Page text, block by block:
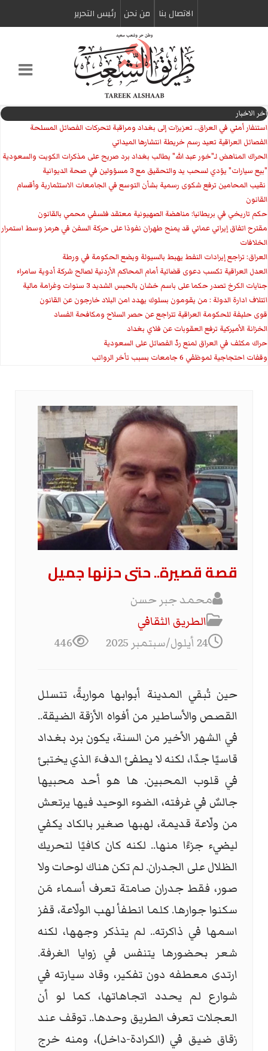
الاتصال بنا من نحن رئیس التحریر
اخر الاخبار
استنفار أمني في العراق.. تعزيزات إلى بغداد ومراقبة لتحركات الفصائل المسلحة
الفصائل العراقية تعيد رسم خريطة انتشارها الميداني
الحراك المناهض لـ"خور عبد الله" يطالب بغداد برد صريح على مذكرات الكويت والسعودية
"بيع سيارات" يؤدي لسحب يد والتحقيق مع 3 مسؤولين في صحة الديوانية
‏ نقيب المحامين ترفع شكوى رسمية بشأن التوسع في الجامعات الاستثمارية وأقسام
القانون
حكم تاريخي في بريطانيا: مناهضة الصهيونية معتقد فلسفي محمي بالقانون
مقترح اتفاق إيراني عماني قد يمنح طهران نفوذا على حركة السفن في هرمز وسط استمرار
الخلافات
العراق: تراجع إيرادات النفط يهبط بالسيولة ويضع الحكومة في ورطة
العدل العراقية تكسب دعوى قضائية أمام المحاكم الأردنية لصالح شركة أدوية سامراء
جنايات الكرخ تصدر حكما على باسم خشان بالحبس الشديد 3 سنوات وغرامة مالية
ائتلاف ادارة الدولة : من يقومون بسلوك يهدد امن البلاد خارجون عن القانون
قوى حليفة للحكومة العراقية تتراجع عن حصر السلاح ومكافحة الفساد
الخزانة الأميركية ترفع العقوبات عن فلاي بغداد
حراك مكثف في العراق لمنع ردّ الفصائل على السعودية
وقفات احتجاجية لموظفي 6 جامعات بسبب تأخر الرواتب
قصة قصيرة.. حتى حزنها جميل
محمد جبر حسن
الطریق الثقافي
24 أيلول/سبتمبر 2025
446
حين تُبقي المدينة أبوابها مواربةً، تتسلل
القصص والأساطير من أفواه الأزقة الضيقة..
في الشهر الأخير من السنة، يكون برد بغداد
قاسيًا جدًا، لكنه لا يطفئ الدفءَ الذي يختبئ
في قلوب المحبين. ها هو أحد محبيها
جالسٌ في غرفته، الضوء الوحيد فيها يرتعش
من ولّاعة قديمة، لهبها صغير بالكاد يكفي
ليضيء جزءًا منها.. لكنه كان كافيًا لتحريك
الظلال على الجدران. لم تكن هناك لوحات ولا
صور، فقط جدران صامتة تعرف أسماء مَن
سكنوا جوارها. كلما انطفأ لهب الولّاعة، قفز
اسمها في ذاكرته.. لم يتذكر وجهها، لكنه
شعر بحضورها يتنفس في زوايا الغرفة.
ارتدى معطفه دون تفكير، وقاد سيارته في
شوارع لم يحدد اتجاهاتها، كما لو أن
العجلات تعرف الطريق وحدها.. توقف عند
زقاق ضيق في (الكرادة-داخل)، ومنه خرج